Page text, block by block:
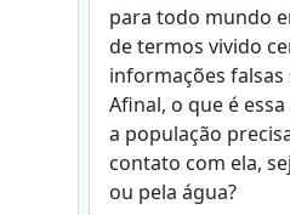
para todo mundo
de termos vivido
informações
Afinal, o que é
a população
contato com ela,
ou pela água?